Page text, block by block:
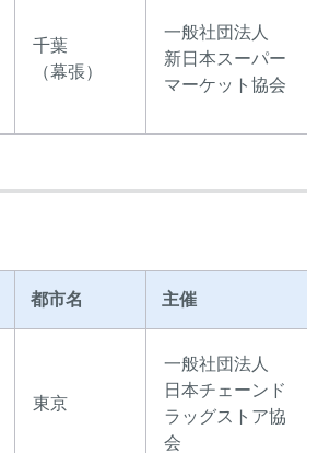
千葉
（幕張）
一般社団法人
新日本スーパー
マーケット協会
都市名 主催
東京
一般社団法人
日本チェーンド
ラッグストア協
会